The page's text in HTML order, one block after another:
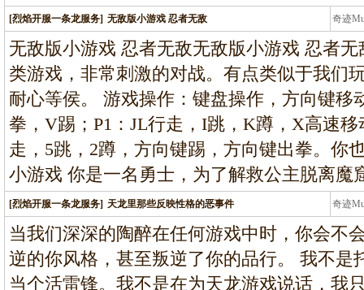
[烈焰开服一条龙服务] 无敌版小游戏 忍者无敌 奇迹
条
无敌版小游戏 忍者无敌无敌版小游戏 忍者
类游戏，非常刺激的对战。有点类似于我们
耐心等侯。 游戏操作：键盘操作，方向键移
拳，V踢；P1：JL行走，I跳，K蹲，X高速
走，5跳，2蹲，方向键踢，方向键出拳。你
小游戏 你是一名勇士，为了解救公主脱离魔
[烈焰开服一条龙服务] 天龙里那些反映性格的恶事件 奇迹
条
当我们深深的陶醉在任何游戏中时，你会不
逆的你风格，甚至叛逆了你的品行。 我不是
当个活雷锋。我不是在为天龙游戏说话，我